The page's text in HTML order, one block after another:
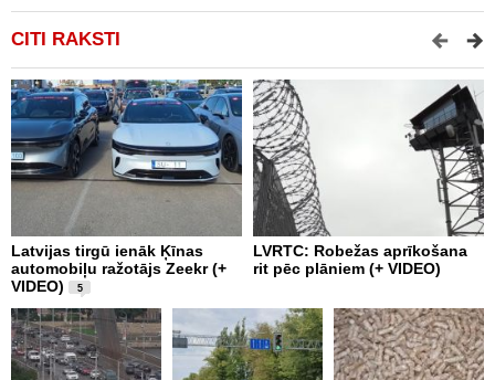
CITI RAKSTI
Latvijas tirgū ienāk Ķīnas
automobiļu ražotājs Zeekr (+
VIDEO)
5
LVRTC: Robežas aprīkošana
rit pēc plāniem (+ VIDEO)